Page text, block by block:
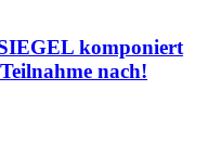
komponiert
nach!